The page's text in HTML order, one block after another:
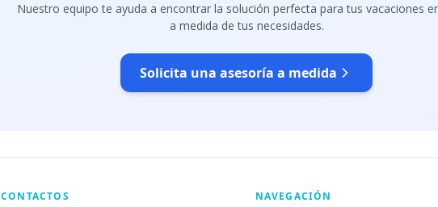
Nuestro equipo te ayuda a encontrar la solución perfecta para tus vacaciones
a medida de tus necesidades.
Solicita una asesoría a medida
CONTACTOS
NAVEGACIÓN